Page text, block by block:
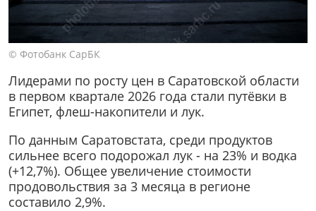
© Фотобанк СарБК
Лидерами по росту цен в Саратовской области
в первом квартале 2026 года стали путёвки в
Египет, флеш-накопители и лук.
По данным Саратовстата, среди продуктов
сильнее всего подорожал лук - на 23% и водка
(+12,7%). Общее увеличение стоимости
продовольствия за 3 месяца в регионе
составило 2,9%.